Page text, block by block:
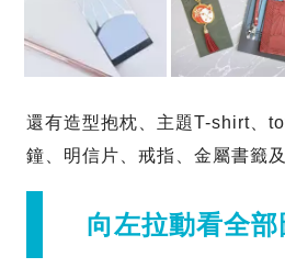
還有造型抱枕、主題T-shirt、
鐘、明信片、戒指、金屬書籤
向左拉動看全部